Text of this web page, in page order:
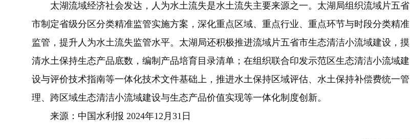
太湖流域经济社会发达，人为水土流失是水土流失主要来源之一。太湖局组织流域片五省
市制定省级分区分类精准监管实施方案，深化重点区域、重点行业、重点环节与时段分类精准
监管，提升人为水土流失监管水平。太湖局还积极推进流域片五省市生态清洁小流域建设，摸
清水土保持生态产品底数，编制产品培育目录清单；在组织联合印发示范区生态清洁小流域建
设与评价技术指南等一体化技术文件基础上，推进水土保持区域评估、水土保持补偿费统一管
理、跨区域生态清洁小流域建设与生态产品价值实现等一体化制度创新。
来源：中国水利报 2024年12月31日